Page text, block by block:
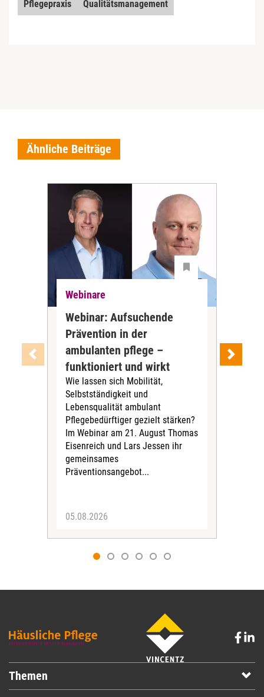
Pflegepraxis Qualitätsmanagement
Ähnliche Beiträge
Webinare
Webinar: Aufsuchende
Prävention in der
ambulanten pflege –
funktioniert und wirkt
Wie lassen sich Mobilität,
Selbstständigkeit und
Lebensqualität ambulant
Pflegebedürftiger gezielt stärken?
Im Webinar am 21. August Thomas
Eisenreich und Lars Jessen ihr
gemeinsames
Präventionsangebot...
05.08.2026
Themen